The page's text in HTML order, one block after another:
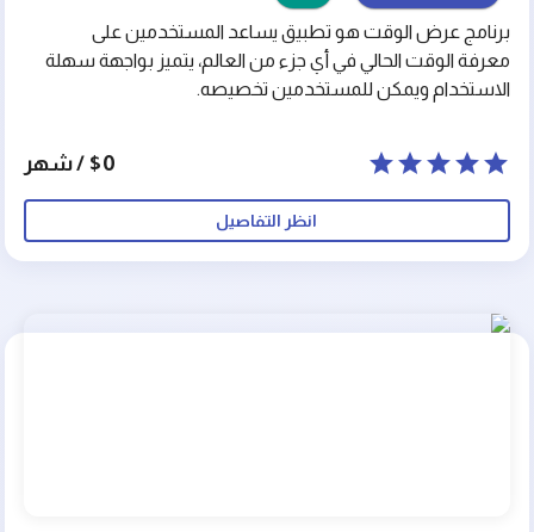
برنامج عرض الوقت هو تطبيق يساعد المستخدمين على
معرفة الوقت الحالي في أي جزء من العالم، يتميز بواجهة سهلة
الاستخدام ويمكن للمستخدمين تخصيصه.
$0 / شهر
انظر التفاصيل